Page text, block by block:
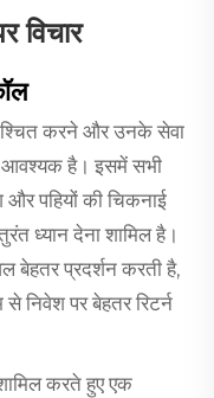
विचार
करने और उनके सेवा
आवश्यक है। इसमें सभी
और पहियों की चिकनाई
ध्यान देना शामिल है।
बेहतर प्रदर्शन करती है,
निवेश पर बेहतर रिटर्न
करते हुए एक